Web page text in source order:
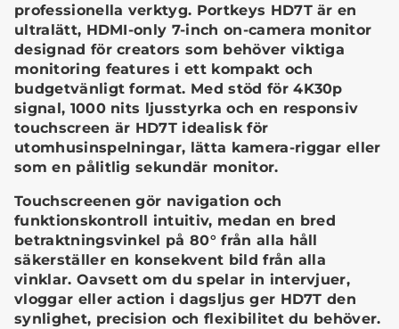
professionella verktyg. Portkeys HD7T är en
ultralätt, HDMI-only 7-inch on-camera monitor
designad för creators som behöver viktiga
monitoring features i ett kompakt och
budgetvänligt format. Med stöd för 4K30p
signal, 1000 nits ljusstyrka och en responsiv
touchscreen är HD7T idealisk för
utomhusinspelningar, lätta kamera-riggar eller
som en pålitlig sekundär monitor.
Touchscreenen gör navigation och
funktionskontroll intuitiv, medan en bred
betraktningsvinkel på 80° från alla håll
säkerställer en konsekvent bild från alla
vinklar. Oavsett om du spelar in intervjuer,
vloggar eller action i dagsljus ger HD7T den
synlighet, precision och flexibilitet du behöver.